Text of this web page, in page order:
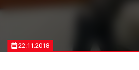
22.11.2018